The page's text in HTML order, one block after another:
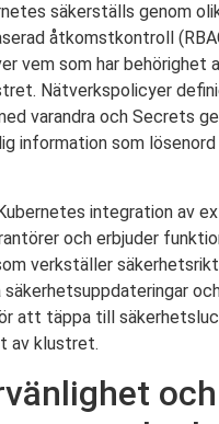
säkerställs genom
åtkomstkontroll
vem som har behörighet
Nätverkspolicyer
varandra och Secrets
information som
integration av
och erbjuder
verkställer
säkerhetsuppdateringar
att täppa till
av klustret.
och